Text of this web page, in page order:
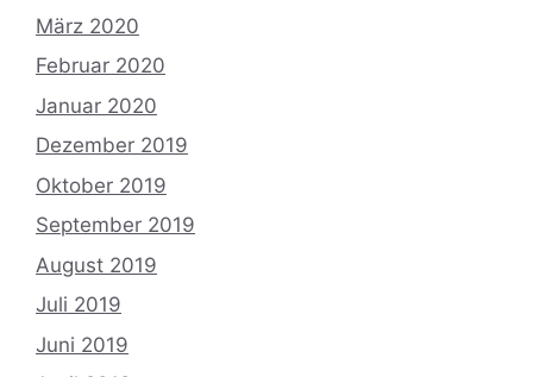
März 2020
Februar 2020
Januar 2020
Dezember 2019
Oktober 2019
September 2019
August 2019
Juli 2019
Juni 2019